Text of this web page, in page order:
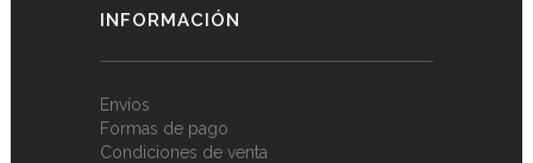
INFORMACIÓN
Envíos
Formas de pago
Condiciones de venta